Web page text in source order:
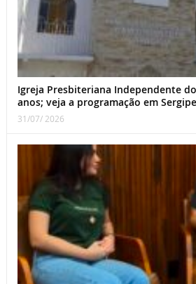
Igreja Presbiteriana Independente
anos; veja a programação em Sergipe
31/07/ 2026